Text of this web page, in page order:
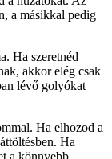
a másikkal pedig
Ha szeretnéd
akkor elég csak
lévő golyókat
Ha elhozod a
Ha